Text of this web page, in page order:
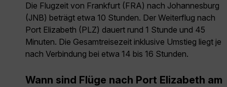
Die Flugzeit von Frankfurt (FRA) nach Johannesburg
(JNB) beträgt etwa 10 Stunden. Der Weiterflug nach
Port Elizabeth (PLZ) dauert rund 1 Stunde und 45
Minuten. Die Gesamtreisezeit inklusive Umstieg liegt je
nach Verbindung bei etwa 14 bis 16 Stunden.
Wann sind Flüge nach Port Elizabeth am